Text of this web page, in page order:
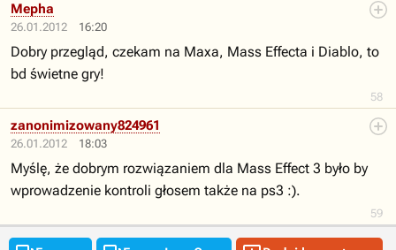
26.01.2012 16:20
58
Mepha
Dobry przegląd, czekam na Maxa, Mass Effecta i Diablo, to
bd świetne gry!
26.01.2012 18:03
59
zanonimizowany824961
Myślę, że dobrym rozwiązaniem dla Mass Effect 3 było by
wprowadzenie kontroli głosem także na ps3 :).